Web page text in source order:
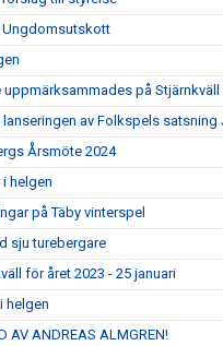
Ungdomsutskott
på Stjärnkväll
lanseringen av Folkspels satsning
Årsmöte 2024
helgen
på Täby vinterspel
sju turebergare
för året 2023 - 25 januari
helgen
AV ANDREAS ALMGREN!